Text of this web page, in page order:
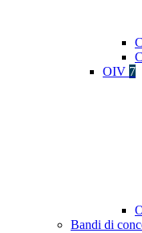
OIV 7
Bandi di